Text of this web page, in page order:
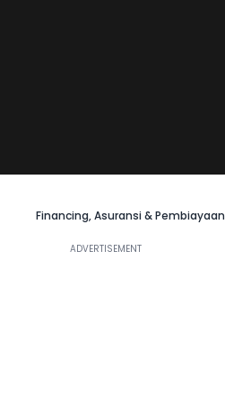
Financing, Asuransi & Pembiayaan